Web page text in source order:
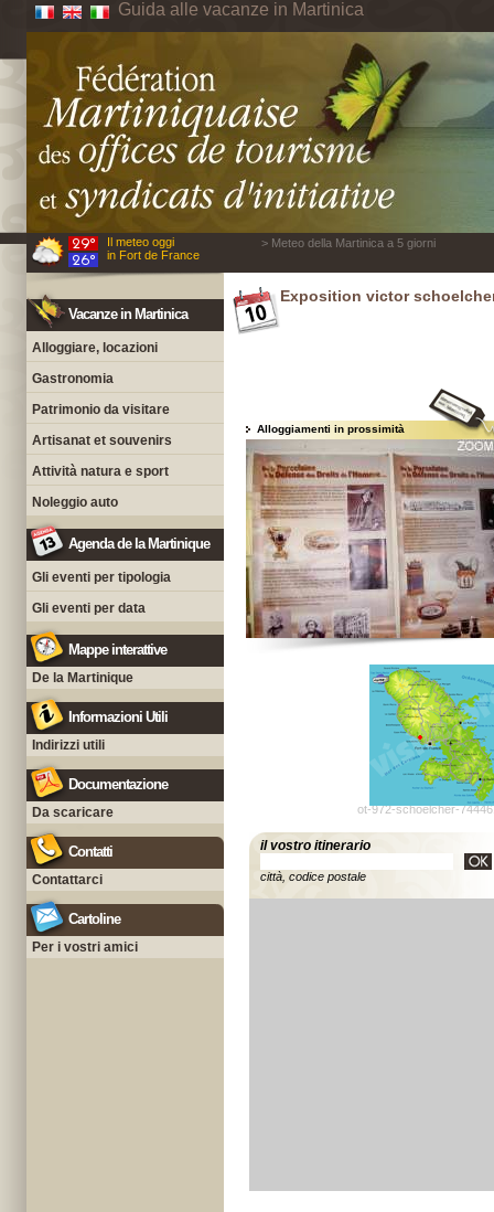
Guida alle vacanze in Martinica
Il meteo oggi
in Fort de France
> Meteo della Martinica a 5 giorni
Vacanze in Martinica
Alloggiare, locazioni
Gastronomia
Patrimonio da visitare
Artisanat et souvenirs
Attività natura e sport
Noleggio auto
Agenda de la Martinique
Gli eventi per tipologia
Gli eventi per data
Mappe interattive
De la Martinique
Informazioni Utili
Indirizzi utili
Documentazione
Da scaricare
Contatti
Contattarci
Cartoline
Per i vostri amici
Exposition victor
Alloggiamenti in prossimità
ot-972-schoelcher-
il vostro itinerario
città, codice postale